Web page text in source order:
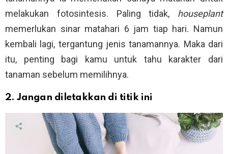
melakukan fotosintesis. Paling tidak, houseplant
memerlukan sinar matahari 6 jam tiap hari. Namun
kembali lagi, tergantung jenis tanamannya. Maka dari
itu, penting bagi kamu untuk tahu karakter dari
tanaman sebelum memilihnya.
2. Jangan diletakkan di titik ini